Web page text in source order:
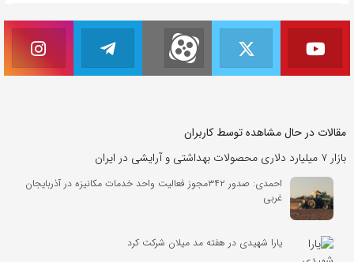
مقالات در حال مشاهده توسط کاربران
بازار ۷ میلیارد دلاری محصولات بهداشتی و آرایشی در ایران
احمدی: صدور ۳۴۲مجوز فعالیت واحد خدمات مکانیزه در آذربایجان
غربی
یارا شهیدی در هفته مد میلان شرکت کرد